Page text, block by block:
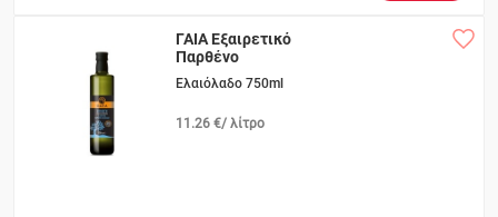
ΓΑΙΑ Εξαιρετικό
Παρθένο
Ελαιόλαδο 750ml
11.26 €/ λίτρο